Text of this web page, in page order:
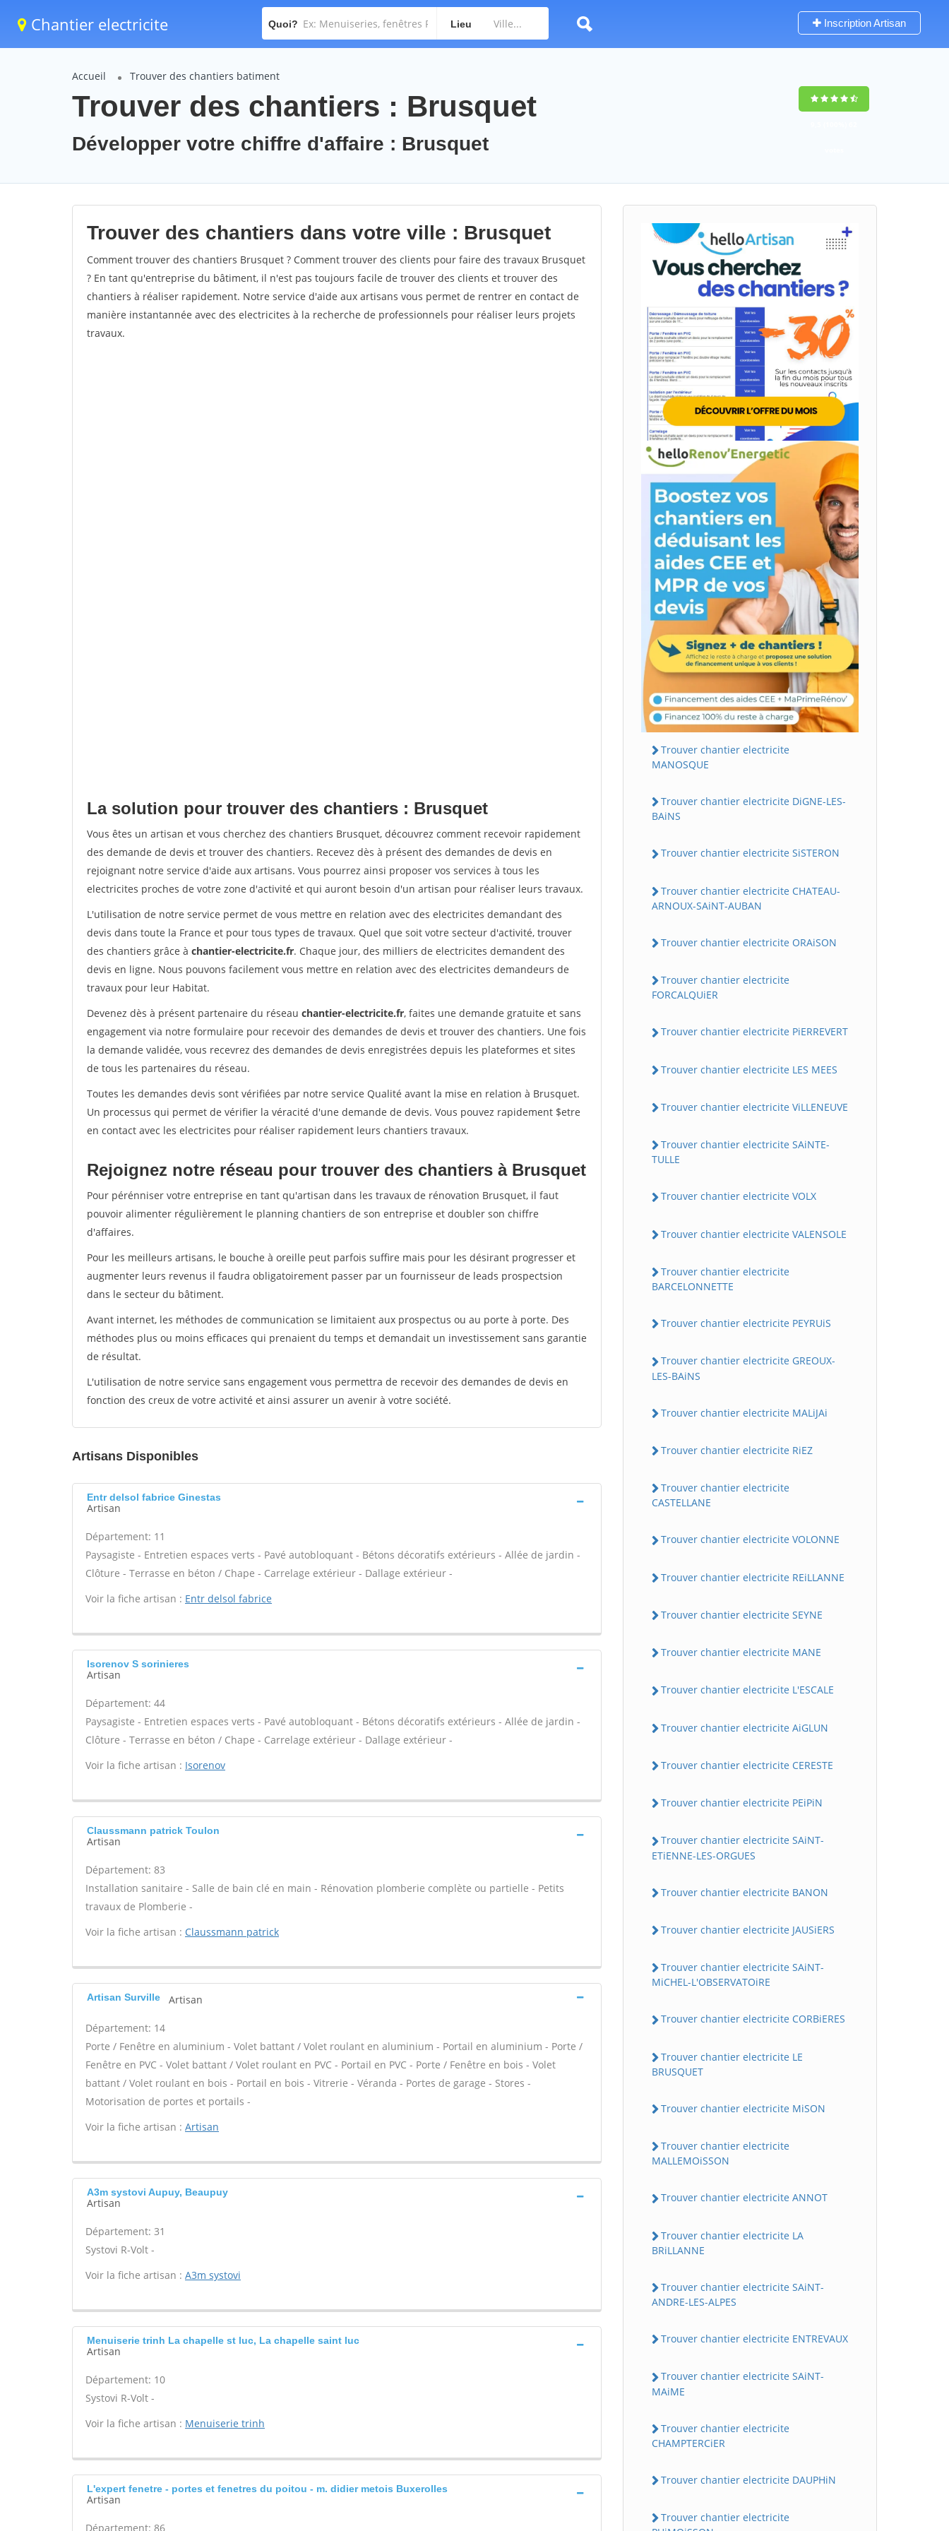
Chantier electricite Quoi? Lieu Inscription Artisan
Accueil Trouver des chantiers batiment
Trouver des chantiers : Brusquet
Développer votre chiffre d'affaire : Brusquet
Trouver des chantiers dans votre ville : Brusquet
Comment trouver des chantiers Brusquet ? Comment trouver des clients pour faire des travaux Brusquet
? En tant qu'entreprise du bâtiment, il n'est pas toujours facile de trouver des clients et trouver des
chantiers à réaliser rapidement. Notre service d'aide aux artisans vous permet de rentrer en contact de
manière instantannée avec des electricites à la recherche de professionnels pour réaliser leurs projets
travaux.
La solution pour trouver des chantiers : Brusquet
Vous êtes un artisan et vous cherchez des chantiers Brusquet, découvrez comment recevoir rapidement
des demande de devis et trouver des chantiers. Recevez dès à présent des demandes de devis en
rejoignant notre service d'aide aux artisans. Vous pourrez ainsi proposer vos services à tous les
electricites proches de votre zone d'activité et qui auront besoin d'un artisan pour réaliser leurs travaux.
L'utilisation de notre service permet de vous mettre en relation avec des electricites demandant des
devis dans toute la France et pour tous types de travaux. Quel que soit votre secteur d'activité, trouver
des chantiers grâce à chantier-electricite.fr. Chaque jour, des milliers de electricites demandent des
devis en ligne. Nous pouvons facilement vous mettre en relation avec des electricites demandeurs de
travaux pour leur Habitat.
Devenez dès à présent partenaire du réseau chantier-electricite.fr, faites une demande gratuite et sans
engagement via notre formulaire pour recevoir des demandes de devis et trouver des chantiers. Une fois
la demande validée, vous recevrez des demandes de devis enregistrées depuis les plateformes et sites
de tous les partenaires du réseau.
Toutes les demandes devis sont vérifiées par notre service Qualité avant la mise en relation à Brusquet.
Un processus qui permet de vérifier la véracité d'une demande de devis. Vous pouvez rapidement $etre
en contact avec les electricites pour réaliser rapidement leurs chantiers travaux.
Rejoignez notre réseau pour trouver des chantiers à Brusquet
Pour pérénniser votre entreprise en tant qu'artisan dans les travaux de rénovation Brusquet, il faut
pouvoir alimenter régulièrement le planning chantiers de son entreprise et doubler son chiffre
d'affaires.
Pour les meilleurs artisans, le bouche à oreille peut parfois suffire mais pour les désirant progresser et
augmenter leurs revenus il faudra obligatoirement passer par un fournisseur de leads prospectsion
dans le secteur du bâtiment.
Avant internet, les méthodes de communication se limitaient aux prospectus ou au porte à porte. Des
méthodes plus ou moins efficaces qui prenaient du temps et demandait un investissement sans garantie
de résultat.
L'utilisation de notre service sans engagement vous permettra de recevoir des demandes de devis en
fonction des creux de votre activité et ainsi assurer un avenir à votre société.
Artisans Disponibles
Entr delsol fabrice Ginestas
Artisan
Département: 11
Paysagiste - Entretien espaces verts - Pavé autobloquant - Bétons décoratifs extérieurs - Allée de jardin -
Clôture - Terrasse en béton / Chape - Carrelage extérieur - Dallage extérieur -
Voir la fiche artisan : Entr delsol fabrice
Isorenov S sorinieres
Artisan
Département: 44
Paysagiste - Entretien espaces verts - Pavé autobloquant - Bétons décoratifs extérieurs - Allée de jardin -
Clôture - Terrasse en béton / Chape - Carrelage extérieur - Dallage extérieur -
Voir la fiche artisan : Isorenov
Claussmann patrick Toulon
Artisan
Département: 83
Installation sanitaire - Salle de bain clé en main - Rénovation plomberie complète ou partielle - Petits
travaux de Plomberie -
Voir la fiche artisan : Claussmann patrick
Artisan Surville Artisan
Département: 14
Porte / Fenêtre en aluminium - Volet battant / Volet roulant en aluminium - Portail en aluminium - Porte /
Fenêtre en PVC - Volet battant / Volet roulant en PVC - Portail en PVC - Porte / Fenêtre en bois - Volet
battant / Volet roulant en bois - Portail en bois - Vitrerie - Véranda - Portes de garage - Stores -
Motorisation de portes et portails -
Voir la fiche artisan : Artisan
A3m systovi Aupuy, Beaupuy
Artisan
Département: 31
Systovi R-Volt -
Voir la fiche artisan : A3m systovi
Menuiserie trinh La chapelle st luc, La chapelle saint luc
Artisan
Département: 10
Systovi R-Volt -
Voir la fiche artisan : Menuiserie trinh
L'expert fenetre - portes et fenetres du poitou - m. didier metois Buxerolles
Artisan
Département: 86
Trouver chantier electricite
MANOSQUE
Trouver chantier electricite DiGNE-LES-
BAiNS
Trouver chantier electricite SiSTERON
Trouver chantier electricite CHATEAU-
ARNOUX-SAiNT-AUBAN
Trouver chantier electricite ORAiSON
Trouver chantier electricite
FORCALQUiER
Trouver chantier electricite PiERREVERT
Trouver chantier electricite LES MEES
Trouver chantier electricite ViLLENEUVE
Trouver chantier electricite SAiNTE-
TULLE
Trouver chantier electricite VOLX
Trouver chantier electricite VALENSOLE
Trouver chantier electricite
BARCELONNETTE
Trouver chantier electricite PEYRUiS
Trouver chantier electricite GREOUX-
LES-BAiNS
Trouver chantier electricite MALiJAi
Trouver chantier electricite RiEZ
Trouver chantier electricite
CASTELLANE
Trouver chantier electricite VOLONNE
Trouver chantier electricite REiLLANNE
Trouver chantier electricite SEYNE
Trouver chantier electricite MANE
Trouver chantier electricite L'ESCALE
Trouver chantier electricite AiGLUN
Trouver chantier electricite CERESTE
Trouver chantier electricite PEiPiN
Trouver chantier electricite SAiNT-
ETiENNE-LES-ORGUES
Trouver chantier electricite BANON
Trouver chantier electricite JAUSiERS
Trouver chantier electricite SAiNT-
MiCHEL-L'OBSERVATOiRE
Trouver chantier electricite CORBiERES
Trouver chantier electricite LE
BRUSQUET
Trouver chantier electricite MiSON
Trouver chantier electricite
MALLEMOiSSON
Trouver chantier electricite ANNOT
Trouver chantier electricite LA
BRiLLANNE
Trouver chantier electricite SAiNT-
ANDRE-LES-ALPES
Trouver chantier electricite ENTREVAUX
Trouver chantier electricite SAiNT-
MAiME
Trouver chantier electricite
CHAMPTERCiER
Trouver chantier electricite DAUPHiN
Trouver chantier electricite